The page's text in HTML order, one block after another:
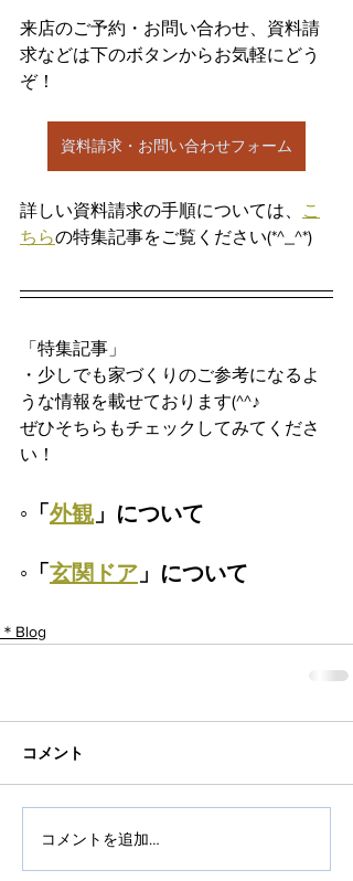
来店のご予約・お問い合わせ、資料請
求などは下のボタンからお気軽にどう
ぞ！
資料請求・お問い合わせフォーム
詳しい資料請求の手順については、
こ
ちらの特集記事をご覧ください(*^_^*)
「特集記事」
・少しでも家づくりのご参考になるよ
うな情報を載せております(^^♪
ぜひそちらもチェックしてみてくださ
い！
◦「 外観」について
◦「 玄関ドア 」について
＊Blog
コメント
コメントを追加…